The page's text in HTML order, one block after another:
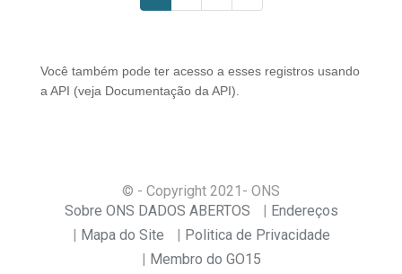
Você também pode ter acesso a esses registros usando
a API (veja Documentação da API ).
© - Copyright 2021 - ONS
Sobre ONS DADOS ABERTOS
Endereços
Mapa do Site
Politica de Privacidade
Membro do GO15